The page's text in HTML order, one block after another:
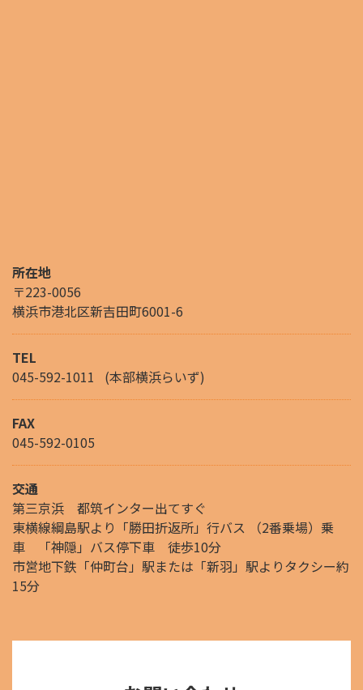
所在地
〒223-0056
横浜市港北区新吉田町6001-6
TEL
045-592-1011
(本部横浜らいず)
FAX
045-592-0105
交通
第三京浜 都筑インター出てすぐ
東横線綱島駅より「勝田折返所」行バス （2番乗場）乗
車 「神隠」バス停下車 徒歩10分
市営地下鉄「仲町台」駅または「新羽」駅よりタクシー約
15分